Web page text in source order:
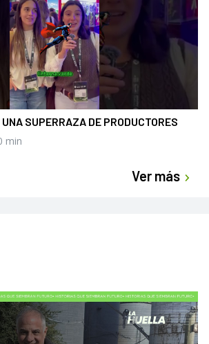
SUPERRAZA DE PRODUCTORES
min
Ver más